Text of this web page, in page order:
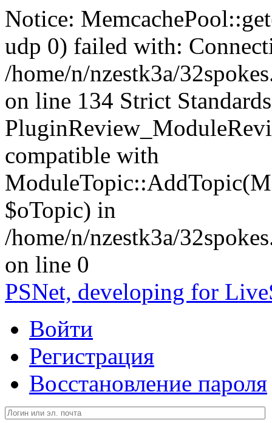
Notice:
udp 0) failed with:
/home/n/nzestk3a/
on line 134 Strict
compatible with
$oTopic) in
/home/n/nzestk3a/
on line 0
PSNet, developing for
Войти
Регистрация
Восстановление пароля